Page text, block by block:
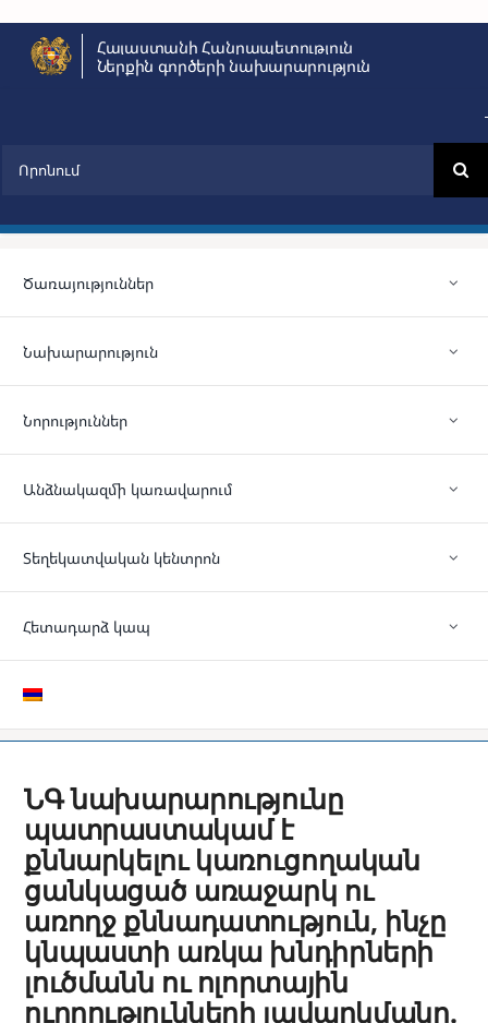
content
Հայաստանի Հանրապետություն
Ներքին գործերի նախարարություն
Ծառայություններ
Նախարարություն
Նորություններ
Անձնակազմի կառավարում
Տեղեկատվական կենտրոն
Հետադարձ կապ
ՆԳ նախարարությունը
պատրաստակամ է
քննարկելու կառուցողական
ցանկացած առաջարկ ու
առողջ քննադատություն, ինչը
կնպաստի առկա խնդիրների
լուծմանն ու ոլորտային
ուղղությունների լավարկմանը.